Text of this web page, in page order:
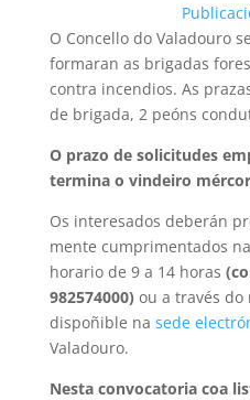
O Concello do Valadouro
formaran as brigadas
contra incendios. As
de brigada, 2 peóns
O prazo de solicitudes
termina o vindeiro
Os interesados deberán
mente cumprimentados
horario de 9 a 14 horas
982574000) ou a través
dispoñible na sede
Valadouro.
Nesta convocatoria coa